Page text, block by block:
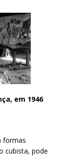
em 1946
formas
cubista, pode